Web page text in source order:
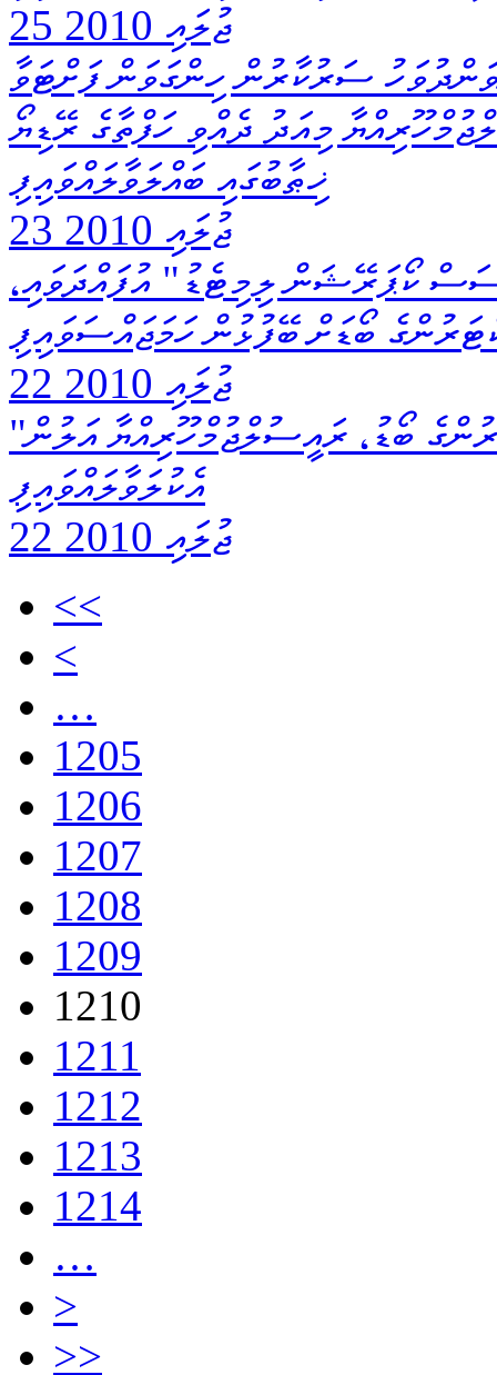
25 ޖުލައި 2010
ސަރުކާރުން ހިންގަވަން ފަށްޓަވާ
މިއަދު ދެއްވި ހަފްތާގެ ރޭޑިޔޯ
ޚިޠާބުގައި ބައްލަވާލައްވައިފި
23 ޖުލައި 2010
ކޯޕަރޭޝަން ލިމިޓެޑު" އުފައްދަވައި،
ބޯޑަށް ބޭފުޅުން ހަމަޖައްސަވައިފި
22 ޖުލައި 2010
"ހިތަދޫ ޕޯޓްސް ލިމިޓެޑް"ގެ ޑިރެކްޓަރުންގެ ބޯޑު، ރައީސުލްޖުމްހޫރިއްޔާ އަލުން
އެކުލަވާލައްވައިފި
22 ޖުލައި 2010
<<
<
…
1205
1206
1207
1208
1209
1210
1211
1212
1213
1214
…
>
>>